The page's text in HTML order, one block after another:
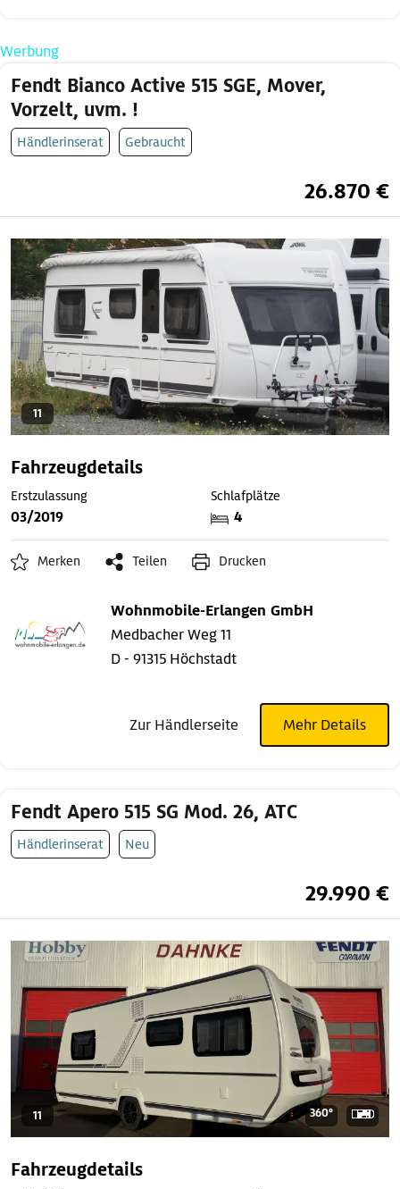
Werbung
Fendt Bianco Active 515 SGE, Mover,
Vorzelt, uvm. !
Händlerinserat Gebraucht
26.870 €
11
Fahrzeugdetails
Erstzulassung
03/2019
Schlafplätze
4
Merken Teilen Drucken
Wohnmobile-Erlangen GmbH
Medbacher Weg 11
D - 91315 Höchstadt
Zur Händlerseite Mehr Details
Fendt Apero 515 SG Mod. 26, ATC
Händlerinserat Neu
29.990 €
11 360°
Fahrzeugdetails